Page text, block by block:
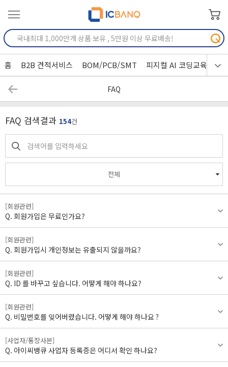
홈 B2B 견적서비스 BOM/PCB/SMT 피지컬 AI 코딩교육
FAQ
FAQ 검색결과 154건
전체
[회원관련]
회원가입은 무료인가요?
[회원관련]
회원가입시 개인정보는 유출되지 않을까요?
[회원관련]
ID 를 바꾸고 싶습니다. 어떻게 해야 하나요?
[회원관련]
비밀번호를 잊어버렸습니다. 어떻게 해야 하나요 ?
[사업자/통장사본]
아이씨뱅큐 사업자 등록증은 어디서 확인 하나요?